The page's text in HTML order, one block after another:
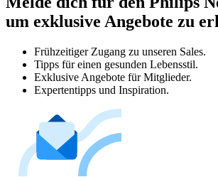
um exklusive Angebote zu
Frühzeitiger Zugang zu unseren Sales.
Tipps für einen gesunden Lebensstil.
Exklusive Angebote für Mitglieder.
Expertentipps und Inspiration.